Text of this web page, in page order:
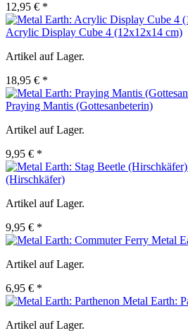
12,95 € *
Acrylic Display Cube 4 (12x12x14 cm)
Artikel auf Lager.
18,95 € *
Praying Mantis (Gottesanbeterin)
Artikel auf Lager.
9,95 € *
(Hirschkäfer)
Artikel auf Lager.
9,95 € *
Metal
Artikel auf Lager.
6,95 € *
Metal Earth:
Artikel auf Lager.